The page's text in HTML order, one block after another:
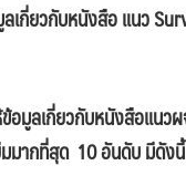
เกี่ยวกับหนังสือ แนว
อมูลเกี่ยวกับหนังสือแนว
มมากที่สุด 10 อันดับ มีดังนี้